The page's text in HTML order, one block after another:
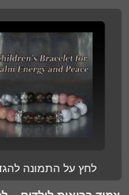
לחץ על התמונה